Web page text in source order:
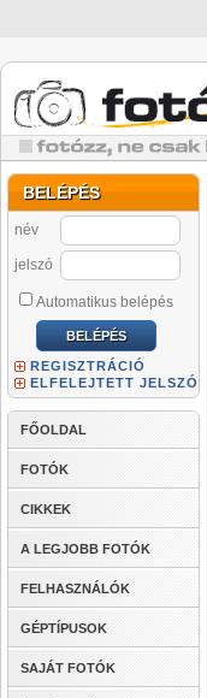
BELÉPÉS
név
jelszó
Automatikus belépés
REGISZTRÁCIÓ
ELFELEJTETT JELSZÓ
FŐOLDAL
FOTÓK
CIKKEK
A LEGJOBB FOTÓK
FELHASZNÁLÓK
GÉPTÍPUSOK
SAJÁT FOTÓK